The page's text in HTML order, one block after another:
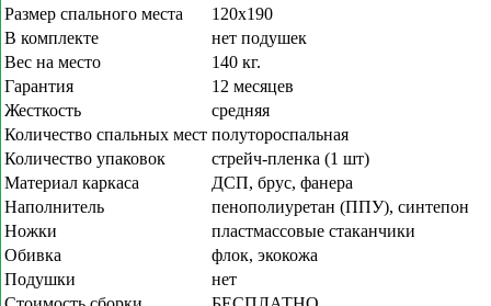
Размер спального места
120х190
В комплекте
нет подушек
Вес на место
140 кг.
Гарантия
12 месяцев
Жесткость
средняя
Количество спальных мест полутороспальная
Количество упаковок
стрейч-пленка (1 шт)
Материал каркаса
ДСП, брус, фанера
Наполнитель
пенополиуретан (ППУ), синтепон
Ножки
пластмассовые стаканчики
Обивка
флок, экокожа
Подушки
нет